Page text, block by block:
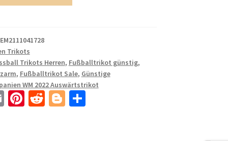
Trikots
Trikots Herren, Fußballtrikot günstig,
, Fußballtrikot Sale, Günstige
WM 2022 Auswärtstrikot
E Pi R Bl T